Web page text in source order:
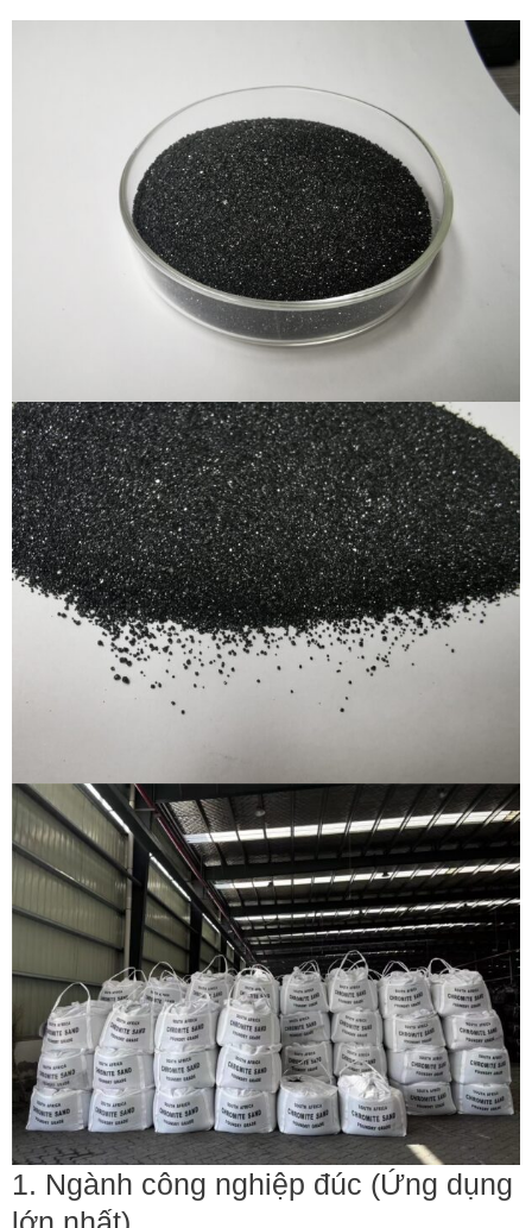
1. Ngành công nghiệp đúc (Ứng dụng